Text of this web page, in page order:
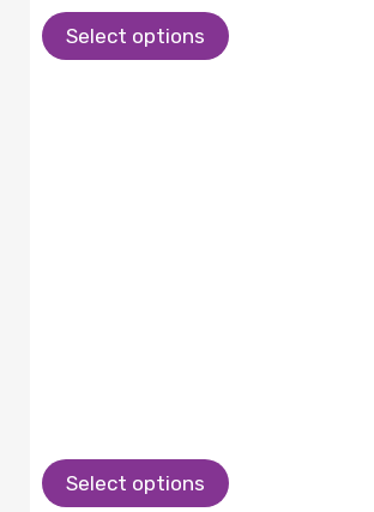
Select options
Select options